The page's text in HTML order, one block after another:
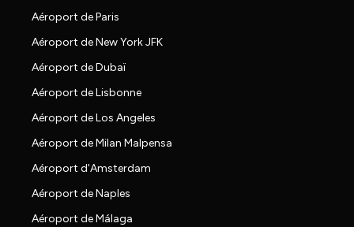
Aéroport de Paris
Aéroport de New York JFK
Aéroport de Dubaï
Aéroport de Lisbonne
Aéroport de Los Angeles
Aéroport de Milan Malpensa
Aéroport d'Amsterdam
Aéroport de Naples
Aéroport de Málaga